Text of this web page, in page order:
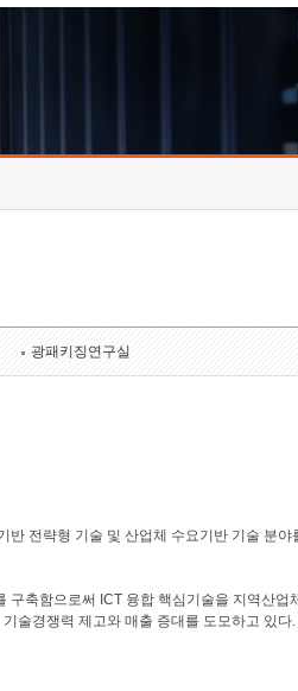
호남권연구본부
기획본부
연
주
광패키징연구실
반 전략형 기술 및 산업체 수요기반 기술 분야
축함으로써 ICT 융합 핵심기술을 지역산업
술경쟁력 제고와 매출 증대를 도모하고 있다.